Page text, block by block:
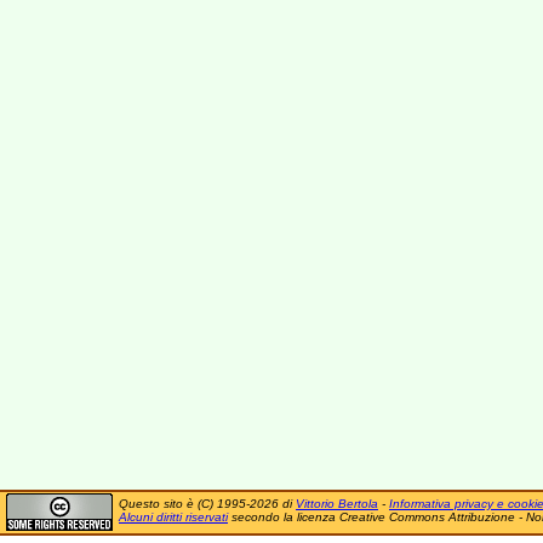
Questo sito è (C) 1995-2026 di Vittorio Bertola - Informativa privacy e cookie
Alcuni diritti riservatisecondo la licenza Creative Commons Attribuzione -